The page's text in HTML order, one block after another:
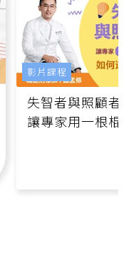
失智者與照顧者
讓專家用一根棍
影片課程